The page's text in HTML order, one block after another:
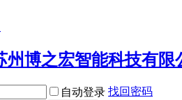
自动登录 找回密码